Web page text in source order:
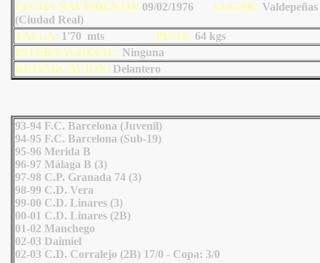
FECHA NACIMIENTO: 09/02/1976 LUGAR: Valdepeñas
(Ciudad Real)
TALLA: 1'70 mts PESO: 64 kgs
INTERNACIONAL: Ninguna
DEMARCACIÓN: Delantero
93-94 F.C. Barcelona (Juvenil)
94-95 F.C. Barcelona (Sub-19)
95-96 Merida B
96-97 Málaga B (3)
97-98 C.P. Granada 74 (3)
98-99 C.D. Vera
99-00 C.D. Linares (3)
00-01 C.D. Linares (2B)
01-02 Manchego
02-03 Daimiel
02-03 C.D. Corralejo (2B) 17/0 - Copa: 3/0